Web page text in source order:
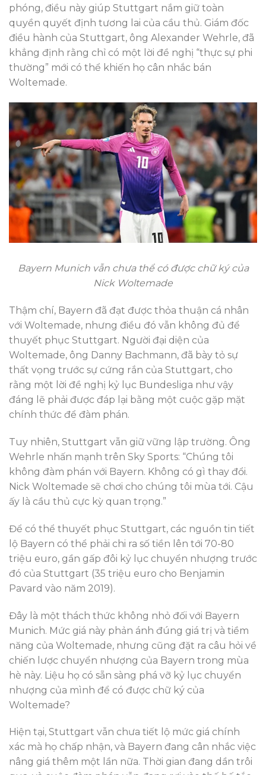
phóng, điều này giúp Stuttgart nắm giữ toàn
quyền quyết định tương lai của cầu thủ. Giám đốc
điều hành của Stuttgart, ông Alexander Wehrle, đã
khẳng định rằng chỉ có một lời đề nghị “thực sự phi
thường” mới có thể khiến họ cân nhắc bán
Woltemade.
Bayern Munich vẫn chưa thể có được chữ ký của
Nick Woltemade
Thậm chí, Bayern đã đạt được thỏa thuận cá nhân
với Woltemade, nhưng điều đó vẫn không đủ để
thuyết phục Stuttgart. Người đại diện của
Woltemade, ông Danny Bachmann, đã bày tỏ sự
thất vọng trước sự cứng rắn của Stuttgart, cho
rằng một lời đề nghị kỷ lục Bundesliga như vậy
đáng lẽ phải được đáp lại bằng một cuộc gặp mặt
chính thức để đàm phán.
Tuy nhiên, Stuttgart vẫn giữ vững lập trường. Ông
Wehrle nhấn mạnh trên Sky Sports: “Chúng tôi
không đàm phán với Bayern. Không có gì thay đổi.
Nick Woltemade sẽ chơi cho chúng tôi mùa tới. Cậu
ấy là cầu thủ cực kỳ quan trọng.”
Để có thể thuyết phục Stuttgart, các nguồn tin tiết
lộ Bayern có thể phải chi ra số tiền lên tới 70-80
triệu euro, gần gấp đôi kỷ lục chuyển nhượng trước
đó của Stuttgart (35 triệu euro cho Benjamin
Pavard vào năm 2019).
Đây là một thách thức không nhỏ đối với Bayern
Munich. Mức giá này phản ánh đúng giá trị và tiềm
năng của Woltemade, nhưng cũng đặt ra câu hỏi về
chiến lược chuyển nhượng của Bayern trong mùa
hè này. Liệu họ có sẵn sàng phá vỡ kỷ lục chuyển
nhượng của mình để có được chữ ký của
Woltemade?
Hiện tại, Stuttgart vẫn chưa tiết lộ mức giá chính
xác mà họ chấp nhận, và Bayern đang cân nhắc việc
nâng giá thêm một lần nữa. Thời gian đang dần trôi